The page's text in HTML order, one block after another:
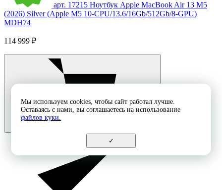
арт. 17215 Ноутбук Apple MacBook Air 13 M5
(2026) Silver (Apple M5 10-CPU/13.6/16Gb/512Gb/8-GPU)
MDH74
114 999 ₽
Мы используем cookies, чтобы сайт работал лучше.
Оставаясь с нами, вы соглашаетесь на использование
файлов куки.
✓